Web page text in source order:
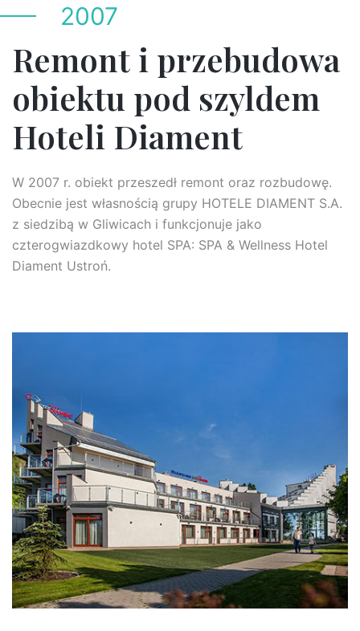
2007
Remont i przebudowa
obiektu pod szyldem
Hoteli Diament
W 2007 r. obiekt przeszedł remont oraz rozbudowę.
Obecnie jest własnością grupy HOTELE DIAMENT S.A.
z siedzibą w Gliwicach i funkcjonuje jako
czterogwiazdkowy hotel SPA: SPA & Wellness Hotel
Diament Ustroń.